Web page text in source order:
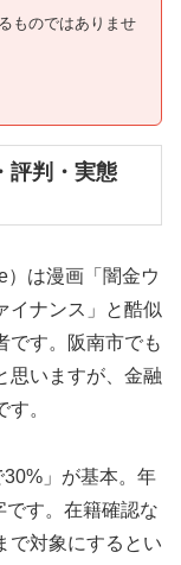
ものではありませ
評判・実態
）は漫画「闇金ウ
イナンス」と酷似
です。阪南市でも
思いますが、金融
。
」が基本。年
す。在籍確認な
で対象にするとい